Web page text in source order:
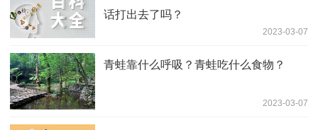
话打出去了吗？
2023-03-07
青蛙靠什么呼吸？青蛙吃什么食物？
2023-03-07